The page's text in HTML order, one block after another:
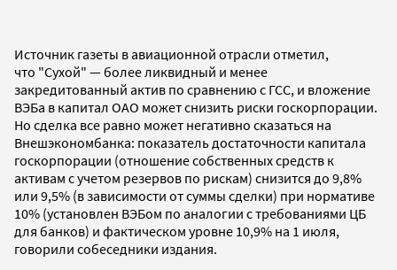
Источник газеты в авиационной отрасли отметил,
что "Сухой" — более ликвидный и менее
закредитованный актив по сравнению с ГСС, и вложение
ВЭБа в капитал ОАО может снизить риски госкорпорации.
Но сделка все равно может негативно сказаться на
Внешэкономбанка: показатель достаточности капитала
госкорпорации (отношение собственных средств к
активам с учетом резервов по рискам) снизится до 9,8%
или 9,5% (в зависимости от суммы сделки) при нормативе
10% (установлен ВЭБом по аналогии с требованиями ЦБ
для банков) и фактическом уровне 10,9% на 1 июля,
говорили собеседники издания.